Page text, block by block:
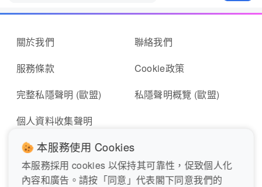
關於我們
服務條款
完整私隱聲明 (歐盟)
個人資料收集聲明
聯絡我們
Cookie政策
私隱聲明概覽 (歐盟)
即時報料 報東張表格
本服務使用 Cookies
本服務採用 cookies 以保持其可靠性，促致個人化
內容和廣告。請按「同意」代表閣下同意我們的